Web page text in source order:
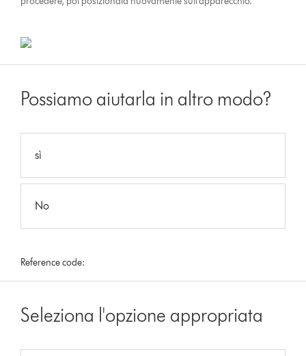
Possiamo aiutarla in altro modo?
sì
No
Reference code:
Seleziona l'opzione appropriata